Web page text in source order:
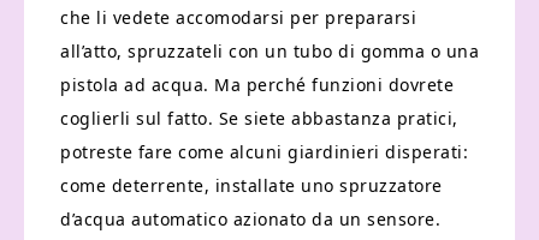
che li vedete accomodarsi per prepararsi
all’atto, spruzzateli con un tubo di gomma o una
pistola ad acqua. Ma perché funzioni dovrete
coglierli sul fatto. Se siete abbastanza pratici,
potreste fare come alcuni giardinieri disperati:
come deterrente, installate uno spruzzatore
d’acqua automatico azionato da un sensore.